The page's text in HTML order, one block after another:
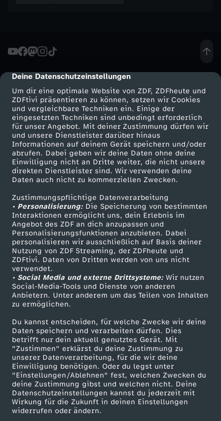
cmp-dialog-description
Deine Datenschutzeinstellungen
Um dir eine optimale Website von ZDF, ZDFheute und
ZDFtivi präsentieren zu können, setzen wir Cookies
und vergleichbare Techniken ein. Einige der
eingesetzten Techniken sind unbedingt erforderlich
für unser Angebot. Mit deiner Zustimmung dürfen wir
und unsere Dienstleister darüber hinaus
Informationen auf deinem Gerät speichern und/oder
abrufen. Dabei geben wir deine Daten ohne deine
Einwilligung nicht an Dritte weiter, die nicht unsere
direkten Dienstleister sind. Wir verwenden deine
Daten auch nicht zu kommerziellen Zwecken.
Zustimmungspflichtige Datenverarbeitung
• Personalisierung:Die Speicherung von bestimmten
Interaktionen ermöglicht uns, dein Erlebnis im
Angebot des ZDF an dich anzupassen und
Personalisierungsfunktionen anzubieten. Dabei
personalisieren wir ausschließlich auf Basis deiner
Nutzung von ZDF Streaming, der ZDFheute und
ZDFtivi. Daten von Dritten werden von uns nicht
verwendet.
• Social Media und externe Drittsysteme:Wir nutzen
Social-Media-Tools und Dienste von anderen
Anbietern. Unter anderem um das Teilen von Inhalten
zu ermöglichen.
Du kannst entscheiden, für welche Zwecke wir deine
Daten speichern und verarbeiten dürfen. Dies
betrifft nur dein aktuell genutztes Gerät. Mit
"Zustimmen" erklärst du deine Zustimmung zu
unserer Datenverarbeitung, für die wir deine
Einwilligung benötigen. Oder du legst unter
"Einstellungen/Ablehnen" fest, welchen Zwecken du
deine Zustimmung gibst und welchen nicht. Deine
Datenschutzeinstellungen kannst du jederzeit mit
Wirkung für die Zukunft in deinen Einstellungen
widerrufen oder ändern.
Mehr ZDF
ZDF-Apps
Smart TV
ZDFtext
Livestreams
Sendungen A-Z
TV-Programm
Service
ZDFmitreden
Kontakt zum ZDF
Tickets
Zuschauerservice
Hilfe
ZDF Unternehmen
Karriere
ZDF goes Schule
Werbefernsehen
Mainzelmännchen